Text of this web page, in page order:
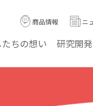
ちの想い 研究開発
商品情報 ニ